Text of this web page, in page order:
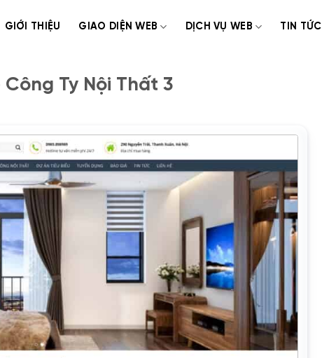
GIỚI THIỆU GIAO DIỆN WEB DỊCH VỤ WEB TIN TỨC
Ty Nội Thất 3